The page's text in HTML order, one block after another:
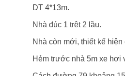
DT 4*13m.
Nhà đúc 1 trệt 2 lầu.
Nhà còn mới, thiết kế hiện
Hẻm trước nhà 5m xe hơi